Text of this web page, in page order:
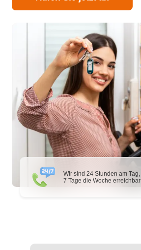
Wir sind 24 Stunden am Tag,
7 Tage die Woche erreichbar